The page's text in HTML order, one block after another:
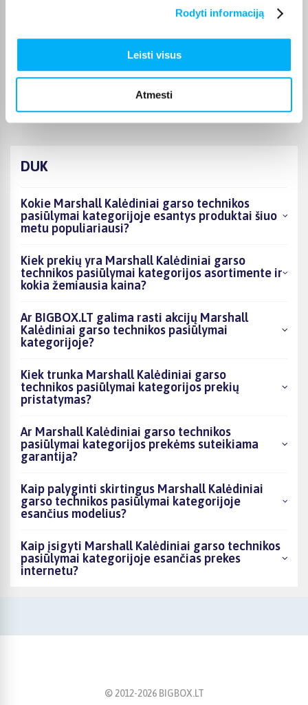
Rodyti informaciją
Leisti visus
Atmesti
DUK
Kokie Marshall Kalėdiniai garso technikos
pasiūlymai kategorijoje esantys produktai šiuo
metu populiariausi?
Kiek prekių yra Marshall Kalėdiniai garso
technikos pasiūlymai kategorijos asortimente ir
kokia žemiausia kaina?
Ar BIGBOX.LT galima rasti akcijų Marshall
Kalėdiniai garso technikos pasiūlymai
kategorijoje?
Kiek trunka Marshall Kalėdiniai garso
technikos pasiūlymai kategorijos prekių
pristatymas?
Ar Marshall Kalėdiniai garso technikos
pasiūlymai kategorijos prekėms suteikiama
garantija?
Kaip palyginti skirtingus Marshall Kalėdiniai
garso technikos pasiūlymai kategorijoje
esančius modelius?
Kaip įsigyti Marshall Kalėdiniai garso technikos
pasiūlymai kategorijoje esančias prekes
internetu?
© 2012-2026BIGBOX.LT